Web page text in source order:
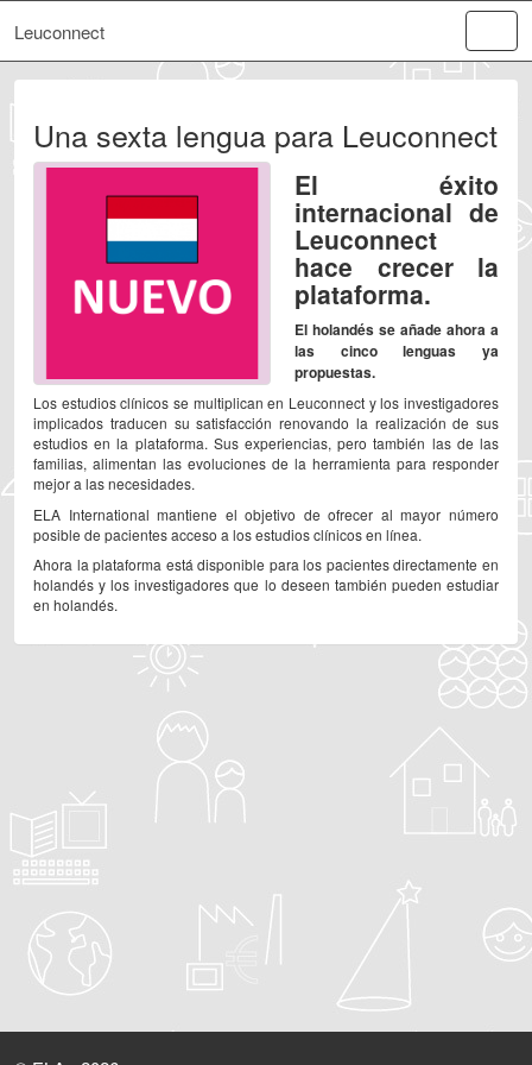
Leuconnect
Una sexta lengua para Leuconnect
El éxito
internacional de
Leuconnect
hace crecer la
plataforma.
El holandés se añade ahora a
las cinco lenguas ya
propuestas.
Los estudios clínicos se multiplican en Leuconnect y los investigadores
implicados traducen su satisfacción renovando la realización de sus
estudios en la plataforma. Sus experiencias, pero también las de las
familias, alimentan las evoluciones de la herramienta para responder
mejor a las necesidades.
ELA International mantiene el objetivo de ofrecer al mayor número
posible de pacientes acceso a los estudios clínicos en línea.
Ahora la plataforma está disponible para los pacientes directamente en
holandés y los investigadores que lo deseen también pueden estudiar
en holandés.